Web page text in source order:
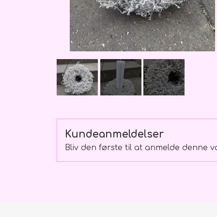
Buket skilte
Bamser
Ballon
Lækkerier
Kundeanmeldelser
Bliv den første til at anmelde denne